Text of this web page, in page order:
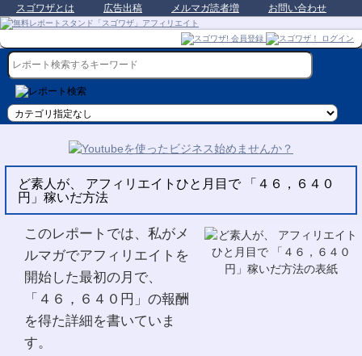
スゴワザとは 広告出稿 メルマガ読者増 お問い合わせ
ど素人が、 アフィリエイトひと月目で 「４６，６４０
円」稼いだ方法
このレポートでは、私がメ
ルマガでアフィリエイトを
開始した最初の月で、
「４６，６４０円」の報酬
を得た詳細を書いていま
す。